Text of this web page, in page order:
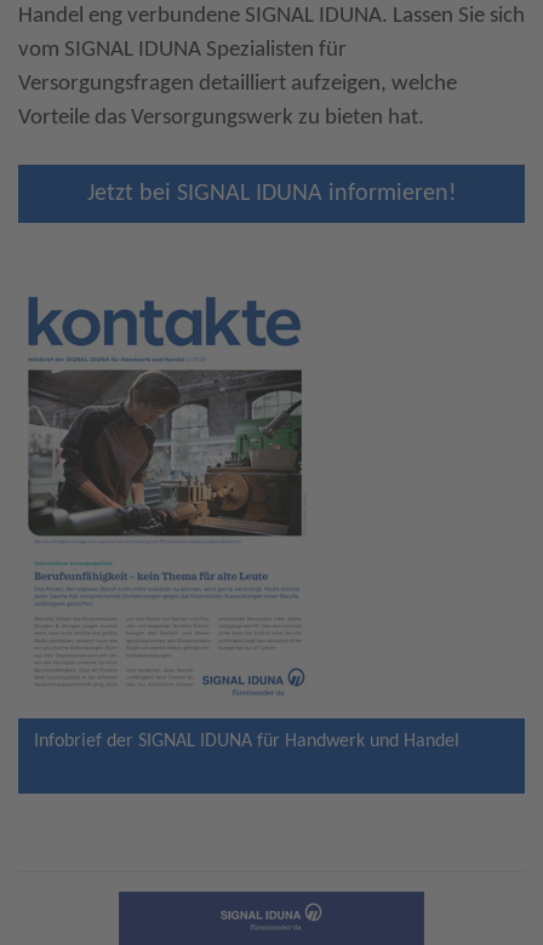
Handel eng verbundene SIGNAL IDUNA. Lassen Sie sich
vom SIGNAL IDUNA Spezialisten für
Versorgungsfragen detailliert aufzeigen, welche
Vorteile das Versorgungswerk zu bieten hat.
Jetzt bei SIGNAL IDUNA informieren!
Infobrief der SIGNAL IDUNA für Handwerk und Handel